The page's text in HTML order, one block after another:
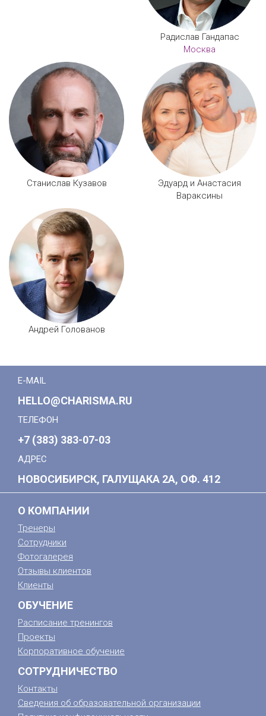
Радислав Гандапас
Москва
Станислав Кузавов
Эдуард и Анастасия
Вараксины
Андрей Голованов
E-MAIL
HELLO@CHARISMA.RU
ТЕЛЕФОН
+7 (383) 383-07-03
АДРЕС
НОВОСИБИРСК, ГАЛУЩАКА 2А, ОФ. 412
О КОМПАНИИ
Тренеры
Сотрудники
Фотогалерея
Отзывы клиентов
Клиенты
ОБУЧЕНИЕ
Расписание тренингов
Проекты
Корпоративное обучение
СОТРУДНИЧЕСТВО
Контакты
Сведения об образовательной организации